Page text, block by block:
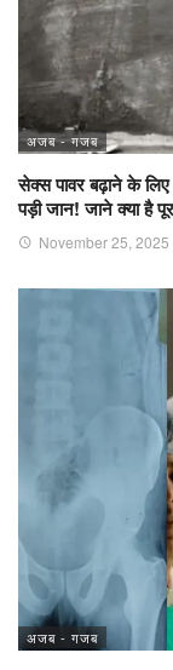
अजब - गजब
सेक्स पावर बढ़ाने के
पड़ी जान! जाने क्या है
November 25, 2025
अजब - गजब